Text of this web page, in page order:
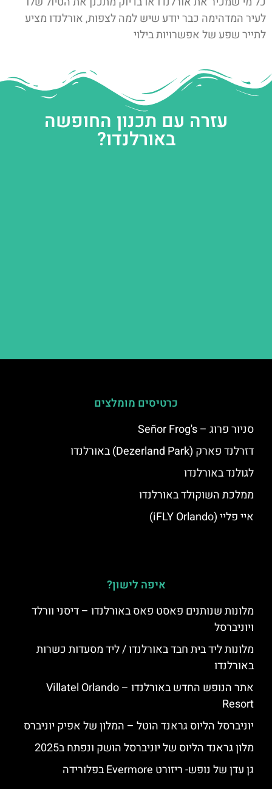
לעיר המדהימה כבר יודע שיש למה לצפות, אורלנדו מציע
לתייר שפע של אפשרויות בילוי
עזרה עם תכנון החופשה
באורלנדו?
כרטיסים מומלצים
סניור פרוג – Señor Frog's
דזרלנד פארק (Dezerland Park) באורלנדו
לגולנד באורלנדו
ממלכת השוקולד באורלנדו
איי פליי (iFLY Orlando)
איפה לישון?
מלונות שנותנים פאסט פאס באורלנדו – דיסני וורלד
ויוניברסל
מלונות ליד בית חבד באורלנדו / ליד מסעדות כשרות
באורלנדו
אתר הנופש החדש באורלנדו – Villatel Orlando
Resort
יוניברסל הליוס גראנד הוטל – המלון של אפיק יוניברס
מלון גראנד הליוס של יוניברסל הושק ונפתח ב2025
גן עדן של נופש- ריזורט Evermore בפלורידה